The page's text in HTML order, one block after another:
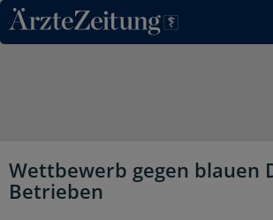
Direkt zum Inhaltsbereich
Wettbewerb gegen blauen
Betrieben